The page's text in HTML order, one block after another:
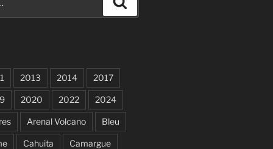
2013 2014 2017
2020 2022 2024
Arenal Volcano Bleu
Cahuita Camargue